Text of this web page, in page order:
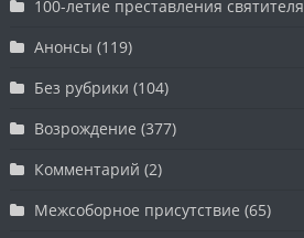
100-летие преставления
Анонсы (119)
Без рубрики (104)
Возрождение (377)
Комментарий (2)
Межсоборное присутствие (65)